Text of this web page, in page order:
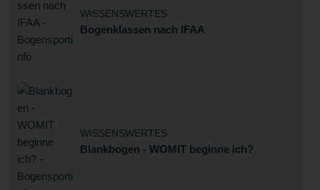
WISSENSWERTES
Bogenklassen nach IFAA
WISSENSWERTES
Blankbogen - WOMIT beginne ich?